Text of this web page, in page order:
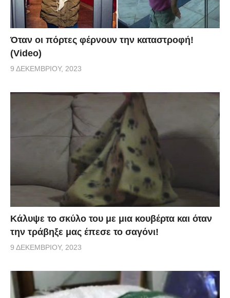
Όταν οι πόρτες φέρνουν την καταστροφή!
(Video)
9 ΔΕΚΕΜΒΡΊΟΥ, 2023
Κάλυψε το σκύλο του με μια κουβέρτα και όταν
την τράβηξε μας έπεσε το σαγόνι!
9 ΔΕΚΕΜΒΡΊΟΥ, 2023